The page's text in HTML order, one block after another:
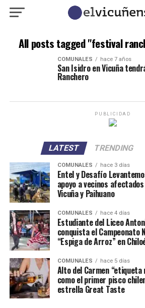
All posts tagged "festival
COMUNALES hace 7 años
San Isidro en Vicuña
Ranchero
PUBLICIDAD
LATEST TRENDING
COMUNALES hace 3 días
Entel y Desafío
apoyo a vecinos
Vicuña y Paihuano
COMUNALES hace 4 días
Estudiante del Liceo
conquista el Campeonato
“Espiga de Arroz” en
COMUNALES hace 5 días
Alto del Carmen
como el primer pisco
estrella Great Taste